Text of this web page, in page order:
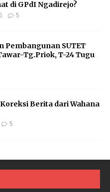
di GPdI Ngadirejo?
5
Pembangunan SUTET
Tg.Priok, T-24 Tugu
Berita dari Wahana
5